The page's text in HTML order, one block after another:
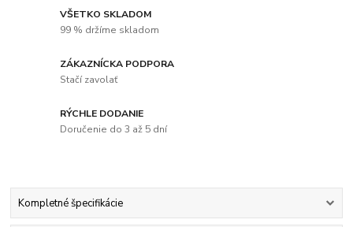
VŠETKO SKLADOM
99 % držíme skladom
ZÁKAZNÍCKA PODPORA
Stačí zavolať
RÝCHLE DODANIE
Doručenie do 3 až 5 dní
Kompletné špecifikácie